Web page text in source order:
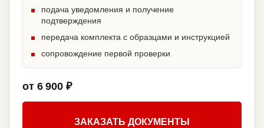
подача уведомления и получение
подтверждения
передача комплекта с образцами и инструкцией
сопровождение первой проверки
от 6 900 ₽
ЗАКАЗАТЬ ДОКУМЕНТЫ